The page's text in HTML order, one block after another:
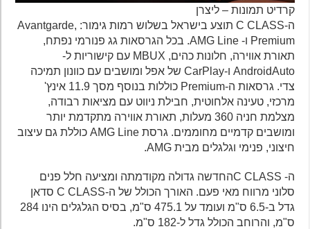
קרדיט תמונות – ליצרן
ה-C CLASS תוצע בישראל בשלוש רמות גימור: Avantgarde,
Premium ו- AMG Line. בכל הגרסאות גג פנורמי נפתח,
תאורת אווירה, חלונות כהים, MBUX עם קישוריות ל-
AndroidAuto ו-CarPlay של אפל ומושבים עם כוונון תמיכה
צדי. גרסאות ה-Premium כוללות בנוסף מסך 11.9 אינץ'
מרכזי, טעינה אלחוטית, חבילת ניווט עם מציאות רבודה,
מצלמת חניה 360 מעלות, תאורת אווירה מתקדמת יותר
ומושבים קדמיים מחוממים. גרסת AMG Line כוללת גם עיצוב
חיצוני, פנימי וגלגלים מבית AMG.
ה- C CLASSהחדשה גדולה מקודמתה ומציעה חלל פנים
סלוני מרווח מאי פעם. האורך הכולל של ה-C CLASS סדאן
גדל ב-6.5 ס"מ ועומד על 475.1 ס"מ, בסיס הגלגלים הינו 284
ס"מ, והרוחב הכולל גדל ל-182 ס"מ.